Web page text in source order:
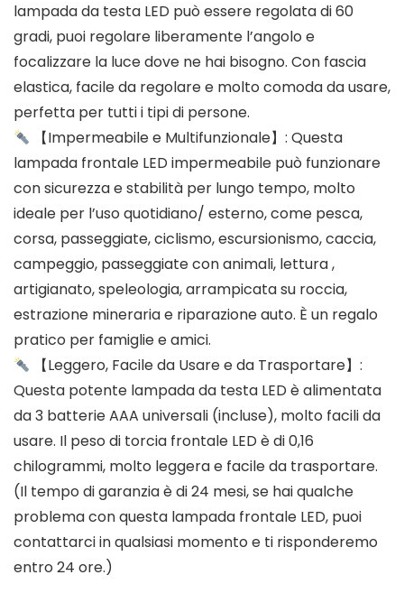
lampada da testa LED può essere regolata di 60
gradi, puoi regolare liberamente l’angolo e
focalizzare la luce dove ne hai bisogno. Con fascia
elastica, facile da regolare e molto comoda da usare,
perfetta per tutti i tipi di persone.
【Impermeabile e Multifunzionale】: Questa
lampada frontale LED impermeabile può funzionare
con sicurezza e stabilità per lungo tempo, molto
ideale per l’uso quotidiano/ esterno, come pesca,
corsa, passeggiate, ciclismo, escursionismo, caccia,
campeggio, passeggiate con animali, lettura ,
artigianato, speleologia, arrampicata su roccia,
estrazione mineraria e riparazione auto. È un regalo
pratico per famiglie e amici.
【Leggero, Facile da Usare e da Trasportare】:
Questa potente lampada da testa LED è alimentata
da 3 batterie AAA universali (incluse), molto facili da
usare. Il peso di torcia frontale LED è di 0,16
chilogrammi, molto leggera e facile da trasportare.
(Il tempo di garanzia è di 24 mesi, se hai qualche
problema con questa lampada frontale LED, puoi
contattarci in qualsiasi momento e ti risponderemo
entro 24 ore.)